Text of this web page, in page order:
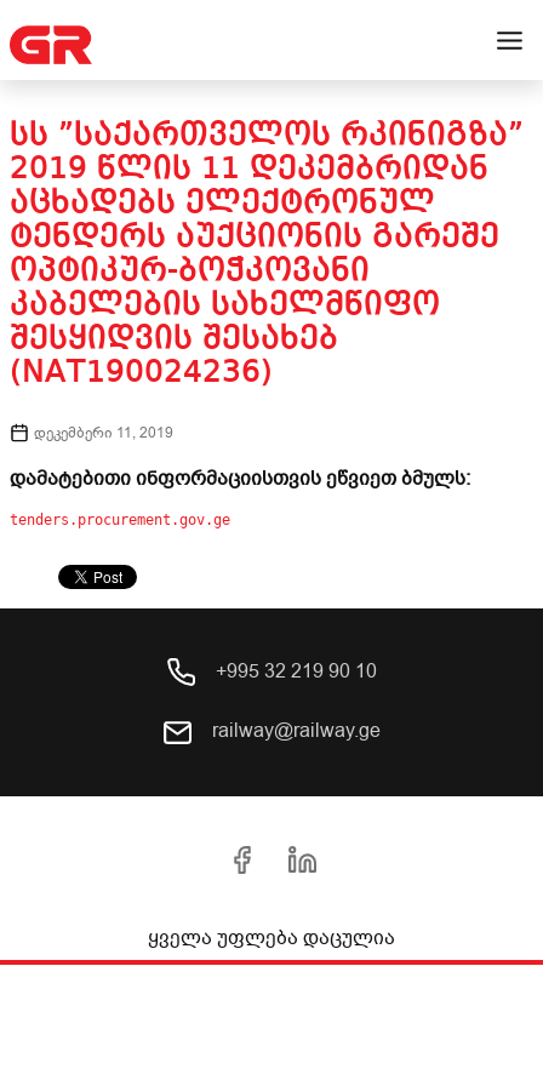
ᲡᲡ ”ᲡᲐᲥᲐᲠᲗᲕᲔᲚᲝᲡ ᲠᲙᲘᲜᲘᲒᲖᲐ”
2019 ᲬᲚᲘᲡ 11 ᲓᲔᲙᲔᲛᲑᲠᲘᲓᲐᲜ
ᲐᲪᲮᲐᲓᲔᲑᲡ ᲔᲚᲔᲥᲢᲠᲝᲜᲣᲚ
ᲢᲔᲜᲓᲔᲠᲡ ᲐᲣᲥᲪᲘᲝᲜᲘᲡ ᲒᲐᲠᲔᲨᲔ
ᲝᲞᲢᲘᲙᲣᲠ-ᲑᲝᲭᲙᲝᲕᲐᲜᲘ
ᲙᲐᲑᲔᲚᲔᲑᲘᲡ ᲡᲐᲮᲔᲚᲛᲬᲘᲤᲝ
ᲨᲔᲡᲧᲘᲓᲕᲘᲡ ᲨᲔᲡᲐᲮᲔᲑ
(NAT190024236)
დეკემბერი 11, 2019
დამატებითი ინფორმაციისთვის ეწვიეთ ბმულს:
tenders.procurement.gov.ge
+995 32 219 90 10
railway@railway.ge
ყველა უფლება დაცულია